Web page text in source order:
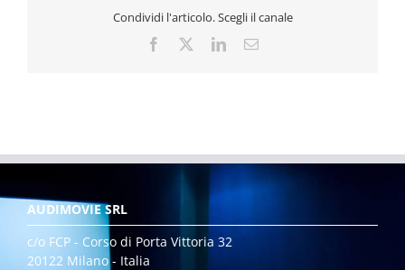
Condividi l'articolo. Scegli il canale
Facebook LinkedInEmail
AUDIMOVIE SRL
c/o FCP - Corso di Porta Vittoria 32
20122 Milano - Italia